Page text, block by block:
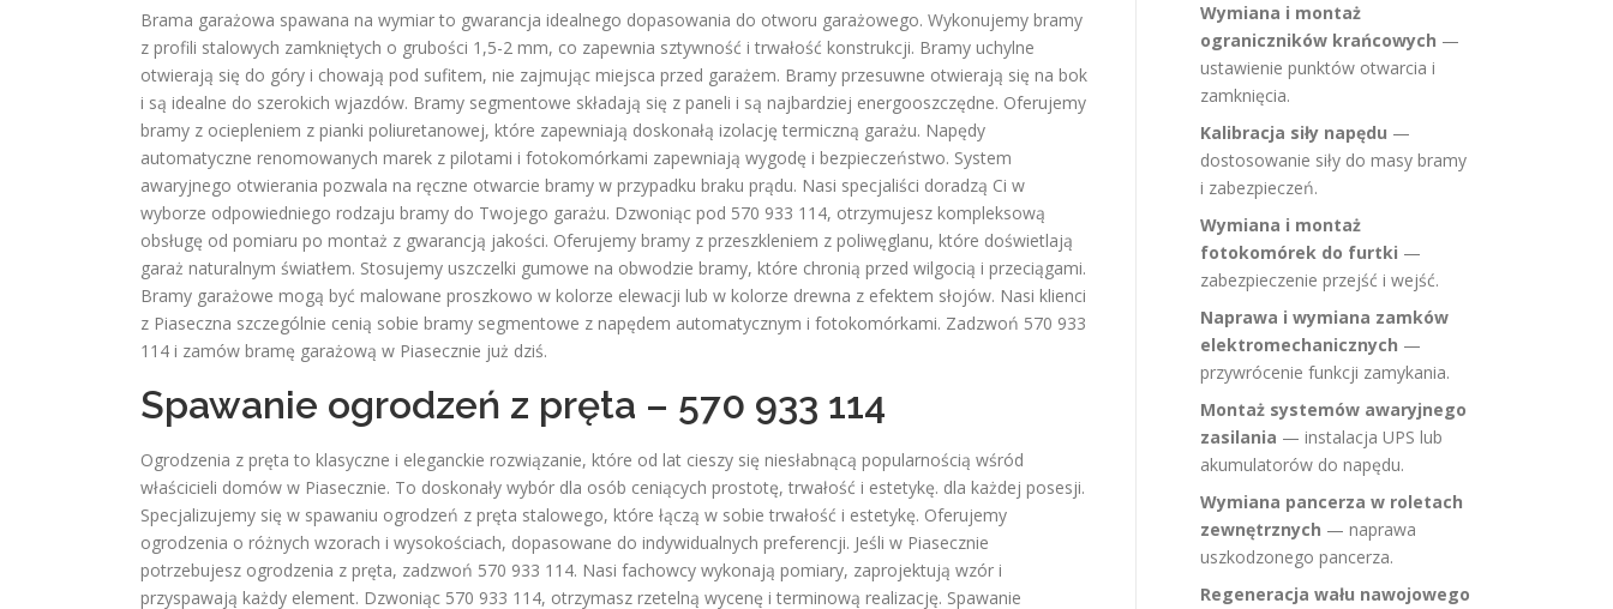
Brama garażowa spawana na wymiar to gwarancja idealnego dopasowania do otworu garażowego. Wykonujemy bramy
z profili stalowych zamkniętych o grubości 1,5-2 mm, co zapewnia sztywność i trwałość konstrukcji. Bramy uchylne
otwierają się do góry i chowają pod sufitem, nie zajmując miejsca przed garażem. Bramy przesuwne otwierają się na bok
i są idealne do szerokich wjazdów. Bramy segmentowe składają się z paneli i są najbardziej energooszczędne. Oferujemy
bramy z ociepleniem z pianki poliuretanowej, które zapewniają doskonałą izolację termiczną garażu. Napędy
automatyczne renomowanych marek z pilotami i fotokomórkami zapewniają wygodę i bezpieczeństwo. System
awaryjnego otwierania pozwala na ręczne otwarcie bramy w przypadku braku prądu. Nasi specjaliści doradzą Ci w
wyborze odpowiedniego rodzaju bramy do Twojego garażu. Dzwoniąc pod 570 933 114, otrzymujesz kompleksową
obsługę od pomiaru po montaż z gwarancją jakości. Oferujemy bramy z przeszkleniem z poliwęglanu, które doświetlają
garaż naturalnym światłem. Stosujemy uszczelki gumowe na obwodzie bramy, które chronią przed wilgocią i przeciągami.
Bramy garażowe mogą być malowane proszkowo w kolorze elewacji lub w kolorze drewna z efektem słojów. Nasi klienci
z Piaseczna szczególnie cenią sobie bramy segmentowe z napędem automatycznym i fotokomórkami. Zadzwoń 570 933
114 i zamów bramę garażową w Piasecznie już dziś.
Spawanie ogrodzeń z pręta – 570 933 114
Ogrodzenia z pręta to klasyczne i eleganckie rozwiązanie, które od lat cieszy się niesłabnącą popularnością wśród
właścicieli domów w Piasecznie. To doskonały wybór dla osób ceniących prostotę, trwałość i estetykę. dla każdej posesji.
Specjalizujemy się w spawaniu ogrodzeń z pręta stalowego, które łączą w sobie trwałość i estetykę. Oferujemy
ogrodzenia o różnych wzorach i wysokościach, dopasowane do indywidualnych preferencji. Jeśli w Piasecznie
potrzebujesz ogrodzenia z pręta, zadzwoń 570 933 114. Nasi fachowcy wykonają pomiary, zaprojektują wzór i
przyspawają każdy element. Dzwoniąc 570 933 114, otrzymasz rzetelną wycenę i terminową realizację. Spawanie
Wymiana i montaż
ograniczników krańcowych —
ustawienie punktów otwarcia i
zamknięcia.
Kalibracja siły napędu —
dostosowanie siły do masy bramy
i zabezpieczeń.
Wymiana i montaż
fotokomórek do furtki —
zabezpieczenie przejść i wejść.
Naprawa i wymiana zamków
elektromechanicznych —
przywrócenie funkcji zamykania.
Montaż systemów awaryjnego
zasilania — instalacja UPS lub
akumulatorów do napędu.
Wymiana pancerza w roletach
zewnętrznych — naprawa
uszkodzonego pancerza.
Regeneracja wału nawojowego